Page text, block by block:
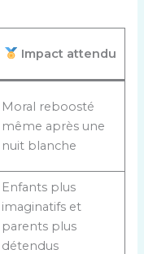
Impact attendu
Moral reboosté
même après une
nuit blanche
Enfants plus
imaginatifs et
parents plus
détendus